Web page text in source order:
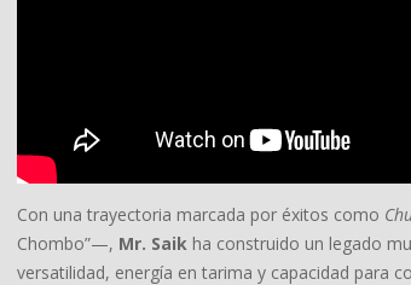
Con una trayectoria marcada por éxitos como
Chombo”—, Mr. Saik ha construido un legado
versatilidad, energía en tarima y capacidad para